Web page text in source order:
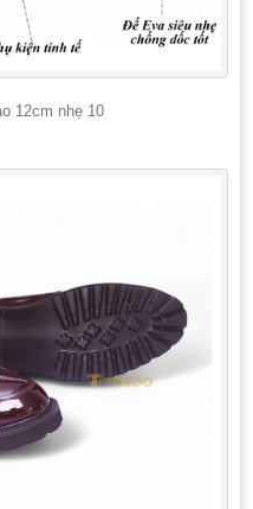
12cm nhẹ 10